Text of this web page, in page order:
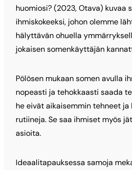
huomiosi? (2023, Otava) kuvaa
ihmiskokeeksi, johon olemme
hälyttävän ohuella
jokaisen somenkäyttäjän
Pölösen mukaan somen avulla
nopeasti ja tehokkaasti saada
he eivät aikaisemmin tehneet ja
rutiineja. Se saa ihmiset myös
asioita.
Ideaalitapauksessa samoja